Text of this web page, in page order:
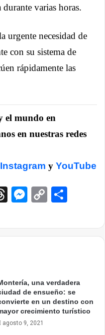
varias horas.
urgente necesidad de
con su sistema de
rápidamente las
el mundo en
en nuestras redes
Instagram y YouTube
ThreadsCopy
una verdadera
de ensueño: se
en un destino con
crecimiento turístico
agosto 9, 2021